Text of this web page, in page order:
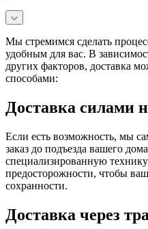
Мы стремимся сделать
удобным для вас. В
других факторов, доставка
способами:
Доставка силами
Если есть возможность, мы
заказ до подъезда вашего
специализированную
предосторожности, чтобы
сохранности.
Доставка через